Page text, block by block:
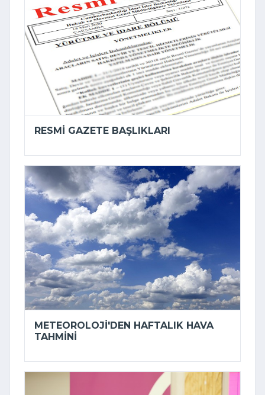
RESMI GAZETE BAŞLIKLARI
METEOROLOJI'DEN HAFTALIK HAVA
TAHMINI